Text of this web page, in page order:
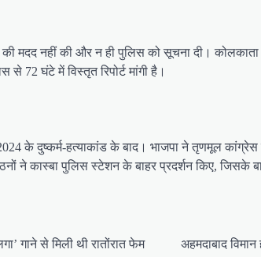
मदद नहीं की और न ही पुलिस को सूचना दी।
72 घंटे में विस्तृत रिपोर्ट मांगी है।
दुष्कर्म-हत्याकांड के बाद। भाजपा ने तृणमूल कांग्रेस
ने कास्बा पुलिस स्टेशन के बाहर प्रदर्शन किए,
गाने से मिली थी रातोंरात फेम अहमदाबाद